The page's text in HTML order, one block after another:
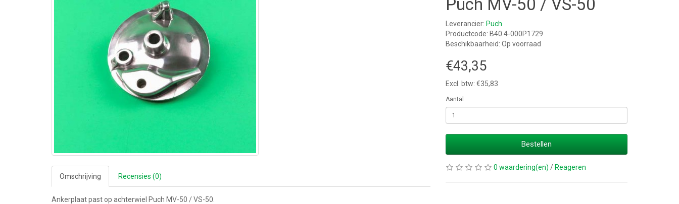
Omschrijving Recensies (0)
Ankerplaat past op achterwiel Puch MV-50 / VS-50.
Puch MV-50 / VS-50
Leverancier: Puch
Productcode: B40.4-000P1729
Beschikbaarheid: Op voorraad
€43,35
Excl. btw: €35,83
Aantal
Bestellen
0 waardering(en) / Reageren